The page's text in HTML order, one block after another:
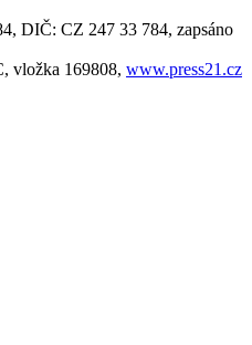
DIČ: CZ 247 33 784, zapsáno
vložka 169808, www.press21.cz